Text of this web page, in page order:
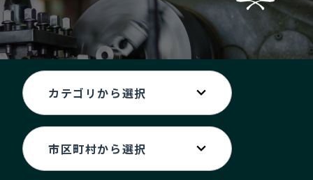
「人」から探す
記事ライター アンバサダー
お問い合わせ 会社概要